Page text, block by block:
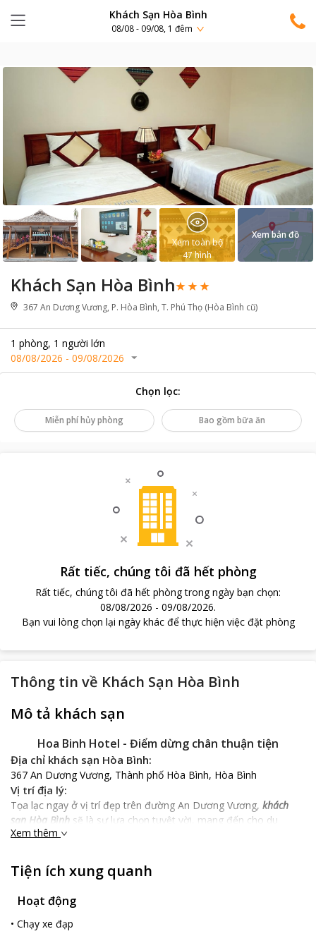
Khách Sạn Hòa Bình
08/08 - 09/08, 1 đêm
Khách Sạn Hòa Bình
367 An Dương Vương, P. Hòa Bình, T. Phú Thọ (Hòa Bình cũ)
1 phòng, 1 người lớn
08/08/2026 - 09/08/2026
Xem toàn bộ
47hình
Xem bản đồ
Chọn lọc:
Miễn phí hủy phòng Bao gồm bữa ăn
Rất tiếc, chúng tôi đã hết phòng
Rất tiếc, chúng tôi đã hết phòng trong ngày bạn chọn:
08/08/2026 - 09/08/2026.
Bạn vui lòng chọn lại ngày khác để thực hiện việc đặt phòng
Thông tin về Khách Sạn Hòa Bình
Mô tả khách sạn
Hoa Binh Hotel - Điểm dừng chân thuận tiện
Địa chỉ khách sạn Hòa Bình:
367 An Dương Vương, Thành phố Hòa Bình, Hòa Bình
Vị trí địa lý:
Tọa lạc ngay ở vị trí đẹp trên đường An Dương Vương, khách
sạn Hòa Bình sẽ là sự lựa chọn tuyệt vời, mang đến cho du
khách cùng người thân chuyến du lịch hấp dẫn và những trải
Đặc điểm khách sạn Hòa Bình:
Khách sạn Hòa Bìnhbao gồm 42 phòng nghỉ thoáng mát, rộng
rãi, được trang bị đầy đủ đồ dùng sinh hoạt trong cuộc sống
nội thất hiện đại, mang lại sự thoải mái như ở nhà khi du khách
Xem thêm
Tiện ích xung quanh
Hoạt động
• Chạy xe đạp